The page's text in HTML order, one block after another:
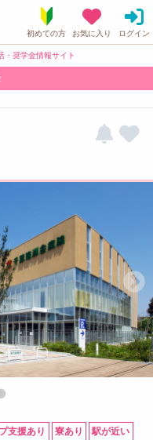
・奨学金情報サイト
支援あり 寮あり 駅が近い